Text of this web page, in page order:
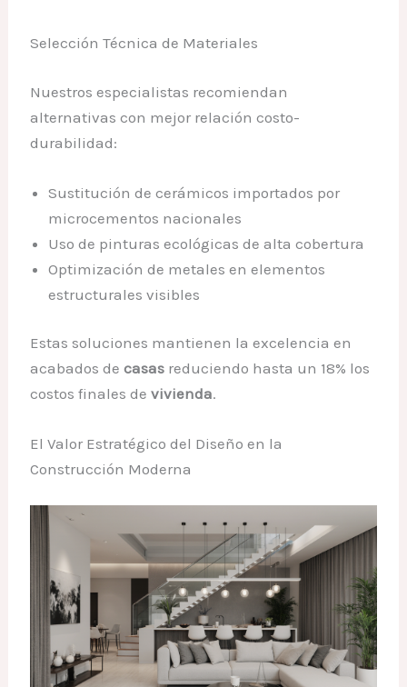
Selección Técnica de Materiales
Nuestros especialistas recomiendan
alternativas con mejor relación costo-
durabilidad:
Sustitución de cerámicos importados por
microcementos nacionales
Uso de pinturas ecológicas de alta cobertura
Optimización de metales en elementos
estructurales visibles
Estas soluciones mantienen la excelencia en
acabados decasas reduciendo hasta un 18% los
costos finales devivienda.
El Valor Estratégico del Diseño en la
Construcción Moderna